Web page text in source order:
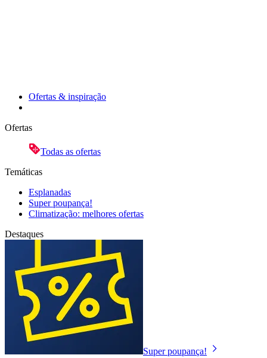
Ofertas & inspiração
Ofertas
Todas as ofertas
Temáticas
Esplanadas
Super poupança!
Climatização: melhores ofertas
Destaques
Super poupança!